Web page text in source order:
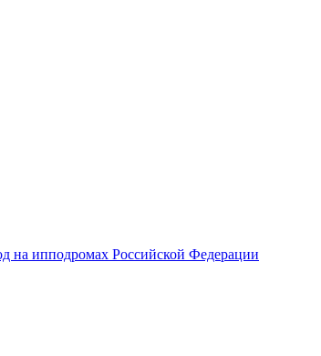
на ипподромах Российской Федерации